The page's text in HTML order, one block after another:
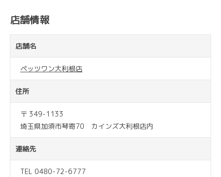
店舗情報
店舗名
ペッツワン大利根店
住所
〒 349-1133
埼玉県加須市琴寄70 カインズ大利根店内
連絡先
TEL 0480-72-6777